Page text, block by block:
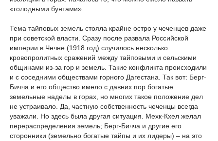
«голодными бунтами».
Тема тайповых земель стояла крайне остро у чеченцев даже
при советской власти. Сразу после развала Российской
империи в Чечне (1918 год) случилось несколько
кровопролитных сражений между тайповыми и сельскими
общинами из-за гор и земель. Такие конфликта происходили
и с соседними обществами горного Дагестана. Так вот: Берг-
Бичча и его общество имело с давних пор богатые
земельные наделы в горах, но многих такое положение дел
не устраивало. Да, частную собственность чеченцы всегда
уважали. Но здесь была другая ситуация. Мехк-Кхел желал
перераспределения земель; Берг-Бичча и другие его
сторонники (земельно богатые тайпы и их лидеры) – на это